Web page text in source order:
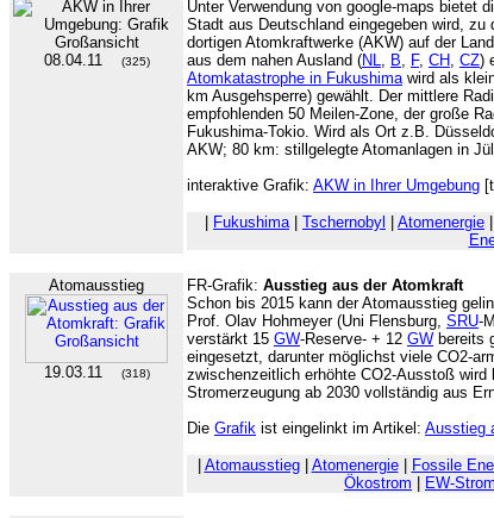
08.04.11 (325)
Unter Verwendung von google-maps bietet
Stadt aus Deutschland eingegeben wird,
dortigen Atomkraftwerke (AKW) auf der
aus dem nahen Ausland (NL, B, F, CH, CZ)
Atomkatastrophe in Fukushimawird als
km Ausgehsperre) gewählt. Der mittlere
empfohlenden 50 Meilen-Zone, der große
Fukushima-Tokio. Wird als Ort z.B.
AKW; 80 km: stillgelegte Atomanlagen in
interaktive Grafik: AKW in Ihrer Umgebung
Fukushima| Tschernobyl Atomenergie
Atomausstieg
19.03.11 (318)
FR-Grafik: Ausstieg aus der Atomkraft
Schon bis 2015 kann der Atomausstieg
Prof. Olav Hohmeyer (Uni Flensburg, SRU-
verstärkt 15 GW-Reserve- + 12 GW bereits
eingesetzt, darunter möglichst viele CO2-
zwischenzeitlich erhöhte CO2-Ausstoß wird
Stromerzeugung ab 2030 vollständig aus
Die Grafik ist eingelinkt im Artikel: Ausstieg
Atomausstieg| Atomenergie| Fossile
Ökostrom
EW-Strom